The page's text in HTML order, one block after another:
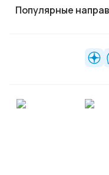
Популярные